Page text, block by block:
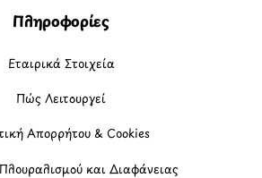
Πληροφορίες
Εταιρικά Στοιχεία
Πώς Λειτουργεί
Απορρήτου & Cookies
και Διαφάνειας